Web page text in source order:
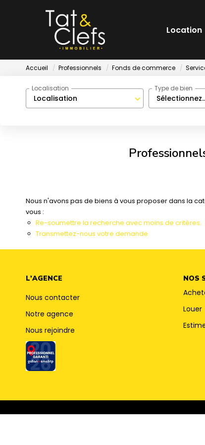
Location
Accueil Professionnels Fonds de commerce
Localisation
Localisation Type de bien
Nous n'avons pas de biens à vous proposer dans la
vous :
Re-soumettre la recherche avec moins de critères.
Transmettez-nous votre demande
L'AGENCE
Nous contacter
Notre agence
Nous rejoindre
NOS
Louer